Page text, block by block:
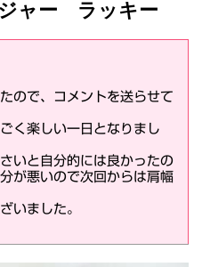
ャー ラッキー
ので、コメントを送らせて
く楽しい一日となりまし
いと自分的には良かったの
が悪いので次回からは肩幅
いました。